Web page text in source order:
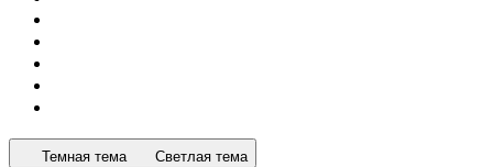
Темная тема Светлая тема